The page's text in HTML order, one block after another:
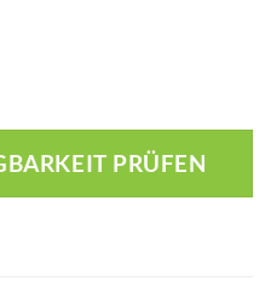
PRÜFEN